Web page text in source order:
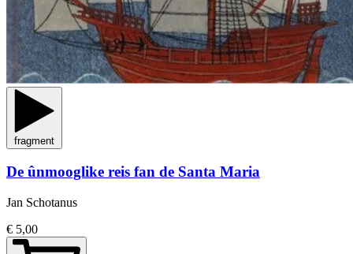
fragment
De ûnmooglike reis fan de Santa Maria
Jan Schotanus
€ 5,00